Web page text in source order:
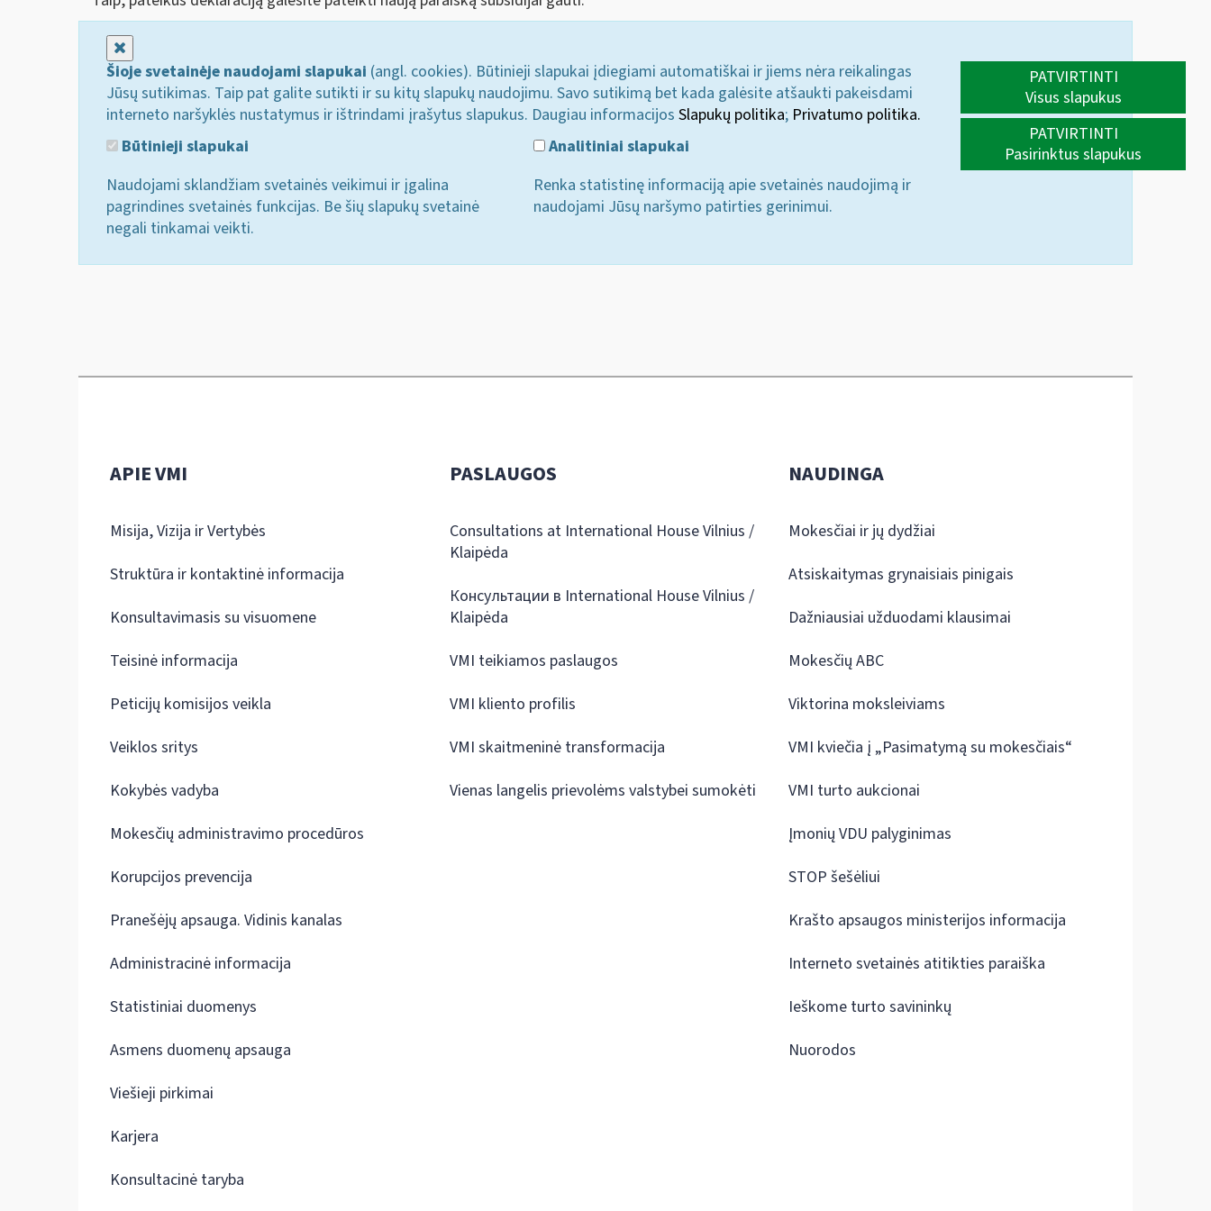
Šioje svetainėje naudojami slapukai (angl. cookies). Būtinieji slapukai įdiegiami automatiškai ir jiems nėra reikalingas
Jūsų sutikimas. Taip pat galite sutikti ir su kitų slapukų naudojimu. Savo sutikimą bet kada galėsite atšaukti pakeisdami
interneto naršyklės nustatymus ir ištrindami įrašytus slapukus. Daugiau informacijos Slapukų politika; Privatumo politika.
Būtinieji slapukai
Naudojami sklandžiam svetainės veikimui ir įgalina
pagrindines svetainės funkcijas. Be šių slapukų svetainė
negali tinkamai veikti.
Analitiniai slapukai
Renka statistinę informaciją apie svetainės naudojimą ir
naudojami Jūsų naršymo patirties gerinimui.
PATVIRTINTI
Visus slapukus
PATVIRTINTI
Pasirinktus slapukus
APIE VMI
Misija, Vizija ir Vertybės
Struktūra ir kontaktinė informacija
Konsultavimasis su visuomene
Teisinė informacija
Peticijų komisijos veikla
Veiklos sritys
Kokybės vadyba
Mokesčių administravimo procedūros
Korupcijos prevencija
Pranešėjų apsauga. Vidinis kanalas
Administracinė informacija
Statistiniai duomenys
Asmens duomenų apsauga
Viešieji pirkimai
Karjera
Konsultacinė taryba
PASLAUGOS
Consultations at International House Vilnius /
Klaipėda
Консультации в International House Vilnius /
Klaipėda
VMI teikiamos paslaugos
VMI kliento profilis
VMI skaitmeninė transformacija
Vienas langelis prievolėms valstybei sumokėti
NAUDINGA
Mokesčiai ir jų dydžiai
Atsiskaitymas grynaisiais pinigais
Dažniausiai užduodami klausimai
Mokesčių ABC
Viktorina moksleiviams
VMI kviečia į „Pasimatymą su mokesčiais“
VMI turto aukcionai
Įmonių VDU palyginimas
STOP šešėliui
Krašto apsaugos ministerijos informacija
Interneto svetainės atitikties paraiška
Ieškome turto savininkų
Nuorodos